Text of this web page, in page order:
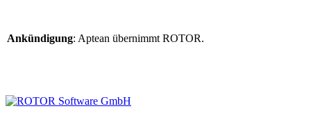
Ankündigung: Aptean übernimmt ROTOR.